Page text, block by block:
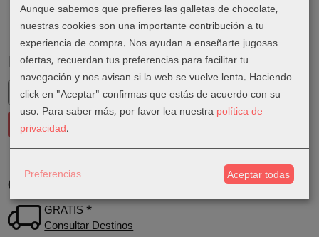
Marcas
Costes de Envío
GRATIS *
Consultar Destinos
Aunque sabemos que prefieres las galletas de chocolate,
nuestras cookies son una importante contribución a tu
experiencia de compra. Nos ayudan a enseñarte jugosas
ofertas, recuerdan tus preferencias para facilitar tu
navegación y nos avisan si la web se vuelve lenta. Haciendo
click en "Aceptar" confirmas que estás de acuerdo con su
uso. Para saber más, por favor lea nuestra política de
privacidad.
Preferencias Aceptar todas